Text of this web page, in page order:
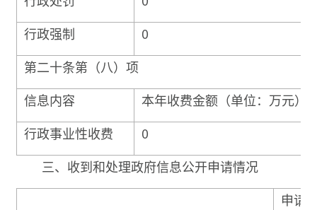
行政强制
0
第二十条第（八）项
信息内容
本年收费金额（单位：万元）
行政事业性收费
0
三、收到和处理政府信息公开申请情况
申请